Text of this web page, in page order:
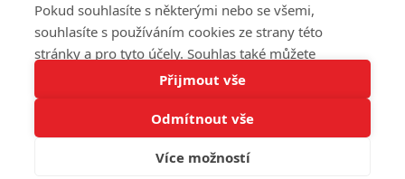
Tato stránka používá soubory cookies.
Rozumím
© 2016 – 2026 FandimeSerialum.cz / All rights reserved /
Koncal studio s.r.o., IČO: 03604071, Lýskova 2073/57, Stodůlky, 155
Pokud souhlasíte s některými nebo se všemi,
souhlasíte s používáním cookies ze strany této
stránky a pro tyto účely. Souhlas také můžete
odmítnout, ale v takovém případě vám na stránce
nebudou k dispozici některé personalizované funkce.
Vaše volby souhlasu se budou vztahovat pouze na
tuto webovou stránku. Vaše nastavení a odvolání
souhlasu můžete kdykoli změnit na stránce s
Přijmout vše
Odmítnout vše
Více možností